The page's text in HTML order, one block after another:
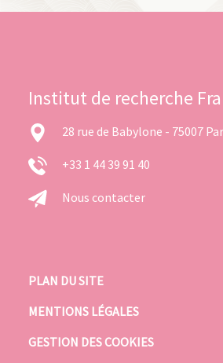
Institut de recherche
28 rue de Babylone - 75007
+33 1 44 39 91 40
Nous contacter
PLAN DU SITE
MENTIONS LÉGALES
GESTION DES COOKIES